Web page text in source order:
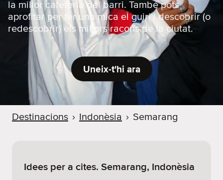
la millor cafeteria del barri. També pots
aprofitar per fer una mica el guiri i descobrir (o
redescobrir) els millors racons de la ciutat.
Uneix-t'hi ara
Destinacions › Indonèsia › Semarang
Idees per a cites. Semarang, Indonèsia